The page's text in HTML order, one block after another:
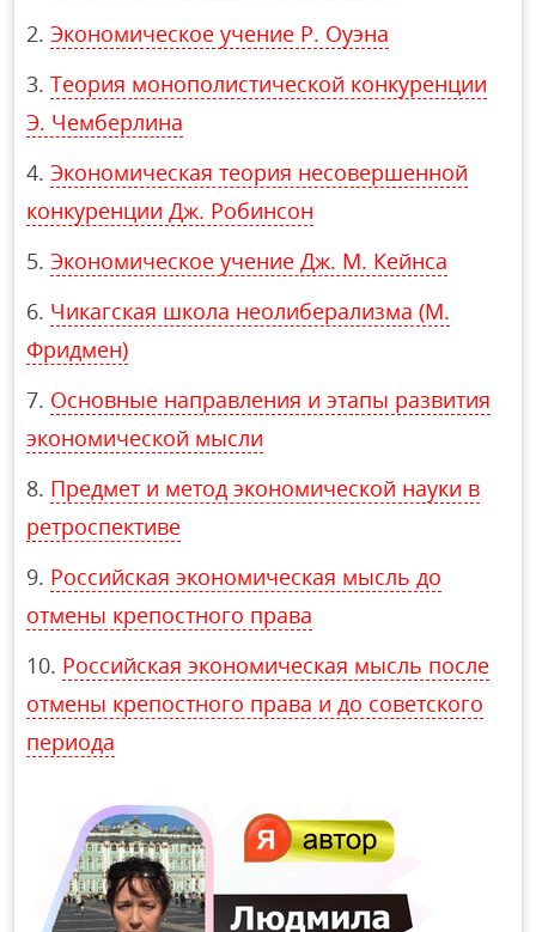
Экономическое учение Р. Оуэна
Теория монополистической конкуренции
Э. Чемберлина
Экономическая теория несовершенной
конкуренции Дж. Робинсон
Экономическое учение Дж. М. Кейнса
Чикагская школа неолиберализма (М.
Фридмен)
Основные направления и этапы развития
экономической мысли
Предмет и метод экономической науки в
ретроспективе
Российская экономическая мысль до
отмены крепостного права
Российская экономическая мысль после
отмены крепостного права и до советского
периода